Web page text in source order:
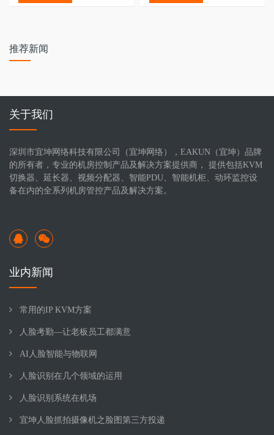
推荐新闻
关于我们
深圳市宜坤网络科技有限公司（宜坤网络），EAKUN（宜坤）品牌
的所有者，专业的机房控制产品及解决方案提供商， 提供包括KVM
切换器、延长器、视频分配器、智能PDU、智能机柜、动环监控设
备在内的全系列机房管控产品及解决方案。
业内新闻
常用的IP KVM方案
人脸考勤—让老板员工都满意
AI人脸智能与物联网
人脸识别在几个领域的运用
人脸识别系统在机场
宜坤人脸抓拍摄像机之脸图第三方投递